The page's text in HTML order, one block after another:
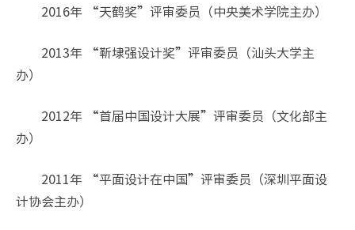
2016年 “天鹤奖”评审委员（中央美术学院主办）
2013年 “靳埭强设计奖”评审委员（汕头大学主
办）
2012年 “首届中国设计大展”评审委员（文化部主
办）
2011年 “平面设计在中国”评审委员（深圳平面设
计协会主办）